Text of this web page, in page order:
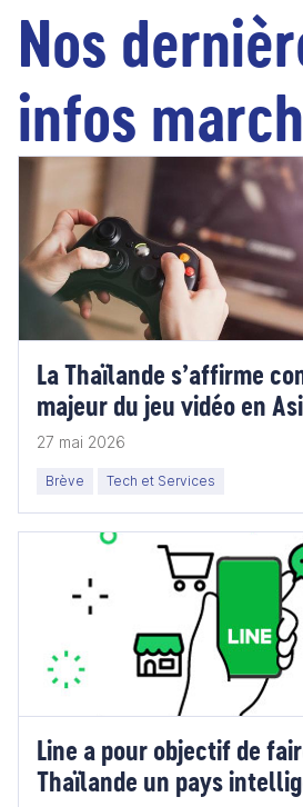
Nos
infos
La Thaïlande s’affirme
majeur du jeu vidéo en
27 mai 2026
Brève Tech et Services
Line a pour objectif de
Thaïlande un pays